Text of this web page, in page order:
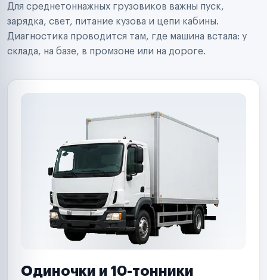
Аренда спецтехники
Ремонт спецтехники
Ритейл-сети
Управляющие компании
Страховые компании
Для среднетоннажных грузовиков важны пуск,
зарядка, свет, питание кузова и цепи кабины.
Диагностика проводится там, где машина встала: у
склада, на базе, в промзоне или на дороге.
Одиночки и 10-тонники